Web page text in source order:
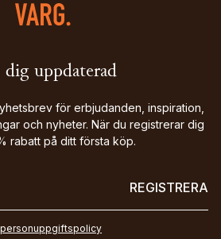
dig uppdaterad
för erbjudanden, inspiration,
och nyheter. När du registrerar dig
rabatt på ditt första köp.
REGISTRERA
personuppgiftspolicy